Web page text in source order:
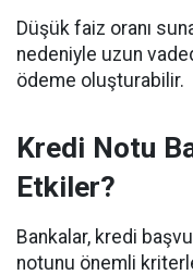
Düşük faiz oranı
nedeniyle uzun
ödeme oluşturabilir.
Kredi Notu
Etkiler?
Bankalar, kredi
notunu önemli